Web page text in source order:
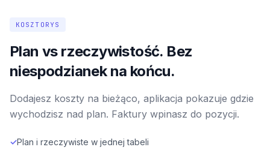
KOSZTORYS
Plan vs rzeczywistość. Bez
niespodzianek na końcu.
Dodajesz koszty na bieżąco, aplikacja pokazuje gdzie
wychodzisz nad plan. Faktury wpinasz do pozycji.
✓Plan i rzeczywiste w jednej tabeli